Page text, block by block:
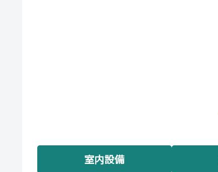
室内設備